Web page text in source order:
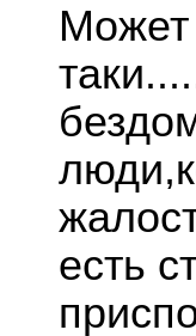
Может
есть